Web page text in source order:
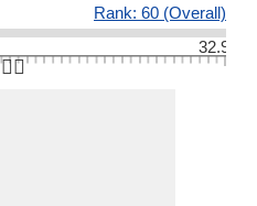
Rank: 60 (Overall)
32.9
👆🏻